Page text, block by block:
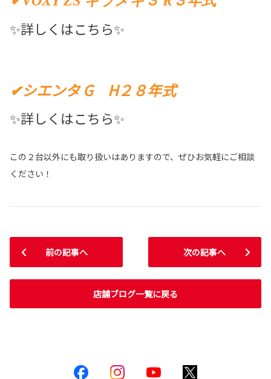
✨詳しくはこちら✨
✔シエンタ G H２８年式
✨詳しくはこちら✨
この２台以外にも取り扱いはありますので、ぜひお気軽にご相談
ください！
前の記事へ
店舗ブログ一覧に戻る
次の記事へ